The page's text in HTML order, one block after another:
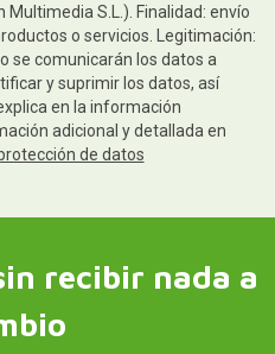
S.L.). Finalidad: envío
o servicios. Legitimación:
se comunicarán los datos a
y suprimir los datos, así
en la información
adicional y detallada en
de datos
recibir nada a